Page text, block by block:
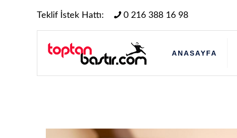
Teklif İstek Hattı: 0 216 388 16 98
ANASAYFA